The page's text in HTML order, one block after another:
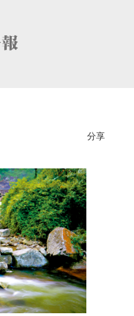
分享